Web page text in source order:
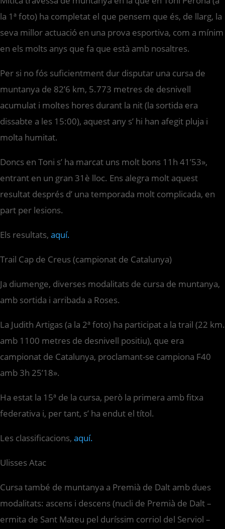
la 1ª foto) ha completat el que pensem que és, de llarg, la
seva millor actuació en una prova esportiva, com a mínim
en els molts anys que fa que està amb nosaltres.
Per si no fós suficientment dur disputar una cursa de
muntanya de 82’6 km, 5.773 metres de desnivell
acumulat i moltes hores durant la nit (la sortida era
dissabte a les 15:00), aquest any s’ hi han afegit pluja i
molta humitat.
Doncs en Toni s’ ha marcat uns molt bons 11h 41’53»,
entrant en un gran 31è lloc. Ens alegra molt aquest
resultat després d’ una temporada molt complicada, en
part per lesions.
Els resultats, aquí.
Trail Cap de Creus (campionat de Catalunya)
Ja diumenge, diverses modalitats de cursa de muntanya,
amb sortida i arribada a Roses.
La Judith Artigas (a la 2ª foto) ha participat a la trail (22 km.
amb 1100 metres de desnivell positiu), que era
campionat de Catalunya, proclamant-se campiona F40
amb 3h 25’18».
Ha estat la 15ª de la cursa, però la primera amb fitxa
federativa i, per tant, s’ ha endut el títol.
Les classificacions, aquí.
Ulisses Atac
Cursa també de muntanya a Premià de Dalt amb dues
modalitats: ascens i descens (nucli de Premià de Dalt –
ermita de Sant Mateu pel duríssim corriol del Serviol –